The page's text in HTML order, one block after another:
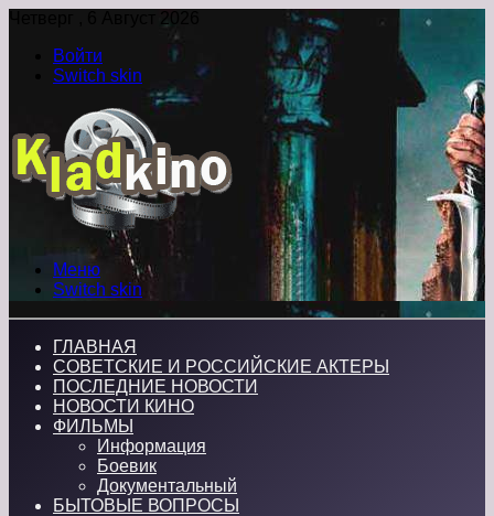
Четверг , 6 Август 2026
Войти
Switch skin
Меню
Switch skin
ГЛАВНАЯ
СОВЕТСКИЕ И РОССИЙСКИЕ АКТЕРЫ
ПОСЛЕДНИЕ НОВОСТИ
НОВОСТИ КИНО
ФИЛЬМЫ
Информация
Боевик
Документальный
БЫТОВЫЕ ВОПРОСЫ